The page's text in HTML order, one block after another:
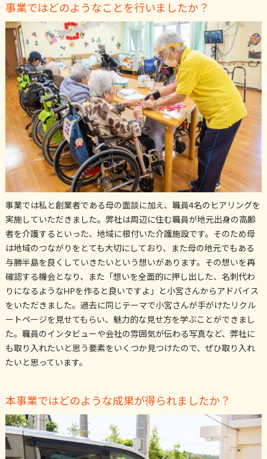
事業ではどのようなことを行いましたか？
事業では私と創業者である母の面談に加え、職員4名のヒアリングを
実施していただきました。弊社は周辺に住む職員が地元出身の高齢
者を介護するといった、地域に根付いた介護施設です。そのため母
は地域のつながりをとても大切にしており、また母の地元でもある
与勝半島を良くしていきたいという想いがあります。その想いを再
確認する機会となり、また「想いを全面的に押し出した、名刺代わ
りになるようなHPを作ると良いですよ」と小宮さんからアドバイス
をいただきました。過去に同じテーマで小宮さんが手がけたリクル
ートページを見せてもらい、魅力的な見せ方を学ぶことができまし
た。職員のインタビューや会社の雰囲気が伝わる写真など、弊社に
も取り入れたいと思う要素をいくつか見つけたので、ぜひ取り入れ
たいと思っています。
本事業ではどのような成果が得られましたか？